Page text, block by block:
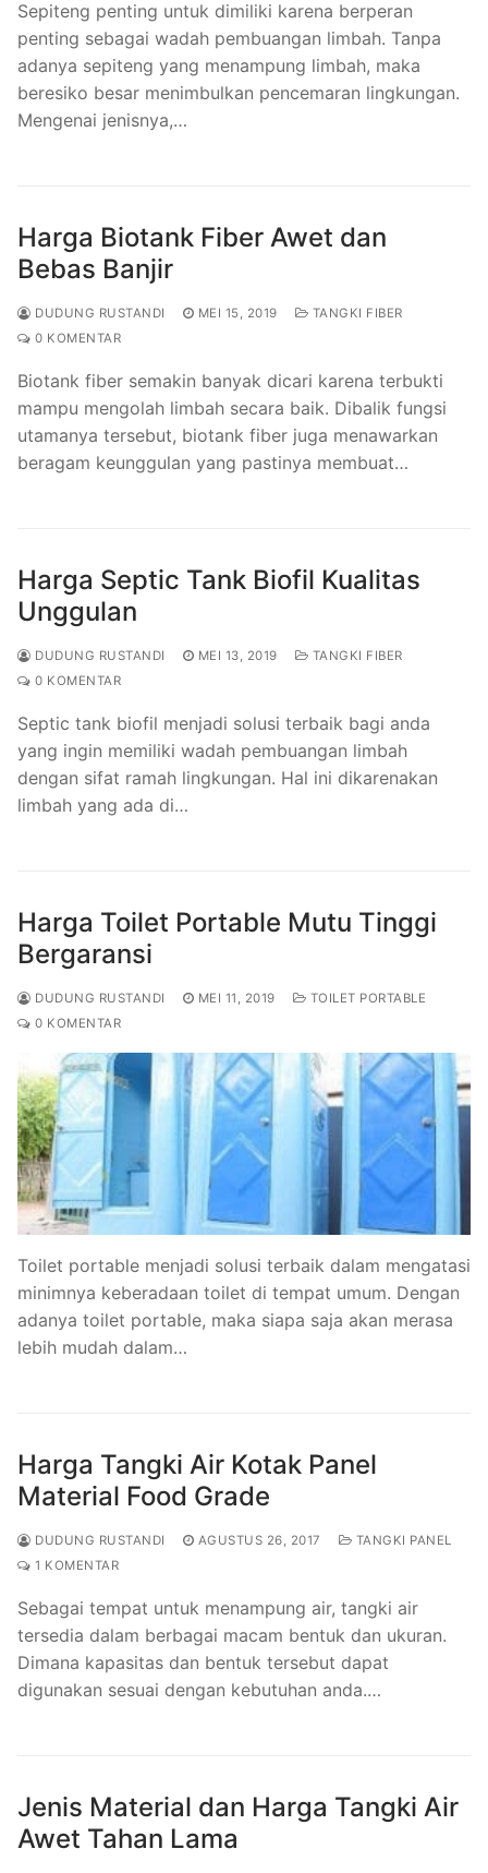
Sepiteng penting untuk dimiliki karena berperan
penting sebagai wadah pembuangan limbah. Tanpa
adanya sepiteng yang menampung limbah, maka
beresiko besar menimbulkan pencemaran lingkungan.
Mengenai jenisnya,…
Harga Biotank Fiber Awet dan
Bebas Banjir
DUDUNG RUSTANDI MEI 15, 2019
TANGKI FIBER
0 KOMENTAR
Biotank fiber semakin banyak dicari karena terbukti
mampu mengolah limbah secara baik. Dibalik fungsi
utamanya tersebut, biotank fiber juga menawarkan
beragam keunggulan yang pastinya membuat…
Harga Septic Tank Biofil Kualitas
Unggulan
DUDUNG RUSTANDI MEI 13, 2019
TANGKI FIBER
0 KOMENTAR
Septic tank biofil menjadi solusi terbaik bagi anda
yang ingin memiliki wadah pembuangan limbah
dengan sifat ramah lingkungan. Hal ini dikarenakan
limbah yang ada di…
Harga Toilet Portable Mutu Tinggi
Bergaransi
DUDUNG RUSTANDI MEI 11, 2019
TOILET PORTABLE
0 KOMENTAR
Toilet portable menjadi solusi terbaik dalam mengatasi
minimnya keberadaan toilet di tempat umum. Dengan
adanya toilet portable, maka siapa saja akan merasa
lebih mudah dalam…
Harga Tangki Air Kotak Panel
Material Food Grade
DUDUNG RUSTANDI AGUSTUS 26, 2017
TANGKI PANEL
1 KOMENTAR
Sebagai tempat untuk menampung air, tangki air
tersedia dalam berbagai macam bentuk dan ukuran.
Dimana kapasitas dan bentuk tersebut dapat
digunakan sesuai dengan kebutuhan anda.…
Jenis Material dan Harga Tangki Air
Awet Tahan Lama